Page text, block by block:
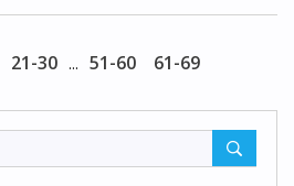
21-30 ... 51-60 61-69